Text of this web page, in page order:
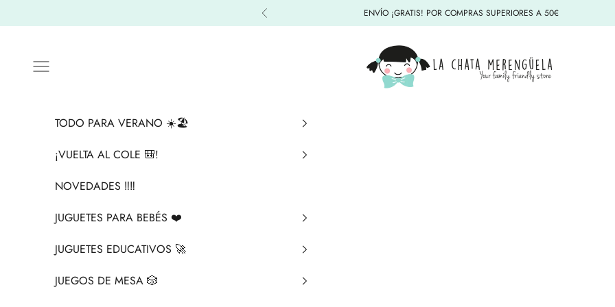
Anterior ENVÍO ¡GRATIS! POR COMPRAS SUPERIORES A 50€
La Chata Merengüela
Menú
TODO PARA VERANO ☀️🏖️
¡VUELTA AL COLE 🎒!
NOVEDADES ‼️​‼️​
JUGUETES PARA BEBÉS ❤️​
JUGUETES EDUCATIVOS 🚀
JUEGOS DE MESA 🎲